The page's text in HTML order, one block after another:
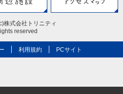
株式会社トリニティ
reserved
利用規約 PCサイト